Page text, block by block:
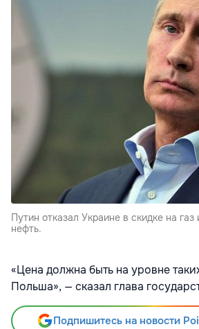
Путин отказал Украине в скидке на газ
нефть.
«Цена должна быть на уровне
Польша», — сказал глава
Подпишитесь на новости